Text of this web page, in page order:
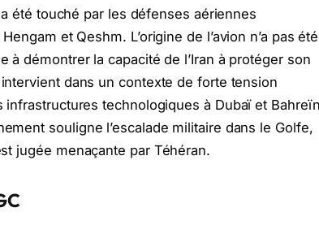
a été touché par les défenses aériennes
et Qeshm. L’origine de l’avion n’a pas été
à démontrer la capacité de l’Iran à protéger son
dans un contexte de forte tension
technologiques à Dubaï et
souligne l’escalade militaire dans le Golfe,
jugée menaçante par Téhéran.